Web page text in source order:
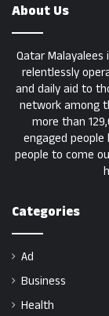
About Us
Qatar
relentlessly
and daily aid to
network among
more than
engaged
people to come
Categories
Ad
Business
Health